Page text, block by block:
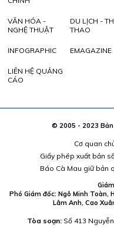
VĂN HÓA -
NGHỆ THUẬT
DU LỊCH -
THAO
INFOGRAPHIC EMAGAZINE
LIÊN HỆ QUẢNG
CÁO
© 2005 - 2023 Bản
Cơ quan
Giấy phép xuất bản
Báo Cà Mau giữ bản
Phó Giám đốc: Ngô Minh Toàn,
Lâm Anh, Cao
Tòa soạn:Số 413